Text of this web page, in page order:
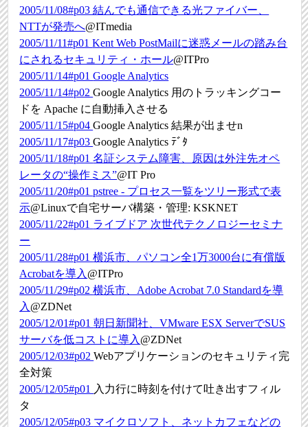
2005/11/08#p03結んでも通信できる光ファイバー、
NTTが発売へ@ITmedia
2005/11/11#p01Kent Web PostMailに迷惑メールの踏み台
にされるセキュリティ・ホール@ITPro
2005/11/14#p01Google Analytics
2005/11/14#p02Google Analytics 用のトラッキングコー
ドを Apache に自動挿入させる
2005/11/15#p04Google Analytics 結果が出ませn
2005/11/17#p03Google Analytics ﾃﾞﾀ
2005/11/18#p01名証システム障害、原因は外注先オペ
レータの“操作ミス”@IT Pro
2005/11/20#p01pstree - プロセス一覧をツリー形式で表
示@Linuxで自宅サーバ構築・管理: KSKNET
2005/11/22#p01 ライブドア 次世代テクノロジーセミナ
ー
2005/11/28#p01横浜市、パソコン全1万3000台に有償版
Acrobatを導入 @ITPro
2005/11/29#p02横浜市、Adobe Acrobat 7.0 Standardを導
入 @ZDNet
2005/12/01#p01朝日新聞社、VMware ESX ServerでSUS
サーバを低コストに導入 @ZDNet
2005/12/03#p02Webアプリケーションのセキュリティ完
全対策
2005/12/05#p01 入力行に時刻を付けて吐き出すフィル
タ
2005/12/05#p03 マイクロソフト、ネットカフェなどの